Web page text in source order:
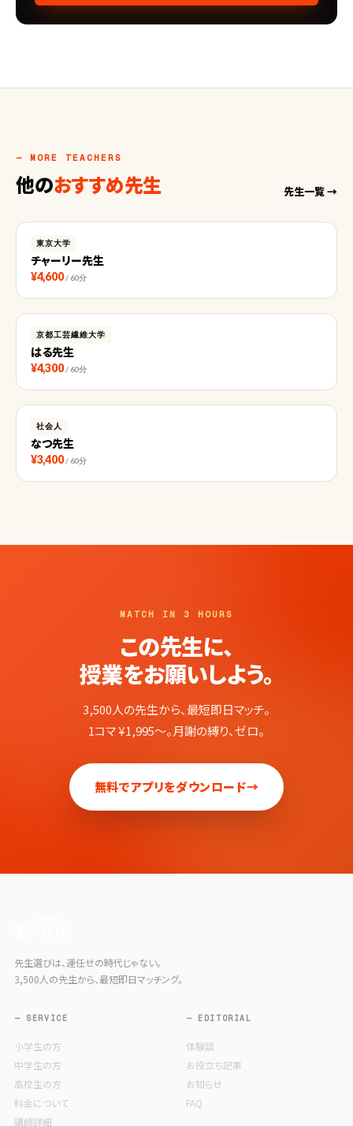
— MORE TEACHERS
他のおすすめ先生 先生一覧 →
東京大学
チャーリー先生
¥4,600 / 60分
京都工芸繊維大学
はる先生
¥4,300 / 60分
社会人
なつ先生
¥3,400 / 60分
MATCH IN 3 HOURS
この先生に、
授業をお願いしよう。
3,500人の先生から、最短即日マッチ。
1コマ ¥1,995〜。月謝の縛り、ゼロ。
無料でアプリをダウンロード→
先生選びは、運任せの時代じゃない。
3,500人の先生から、最短即日マッチング。
— SERVICE
小学生の方
中学生の方
高校生の方
料金について
講師詳細
— EDITORIAL
体験談
お役立ち記事
お知らせ
FAQ